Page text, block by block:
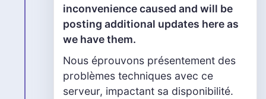
inconvenience caused and will be
posting additional updates here as
we have them.
Nous éprouvons présentement des
problèmes techniques avec ce
serveur, impactant sa disponibilité.